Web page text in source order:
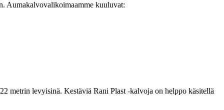
Aumakalvovalikoimaamme kuuluvat:
metrin levyisinä. Kestäviä Rani Plast -kalvoja on helppo käsitellä